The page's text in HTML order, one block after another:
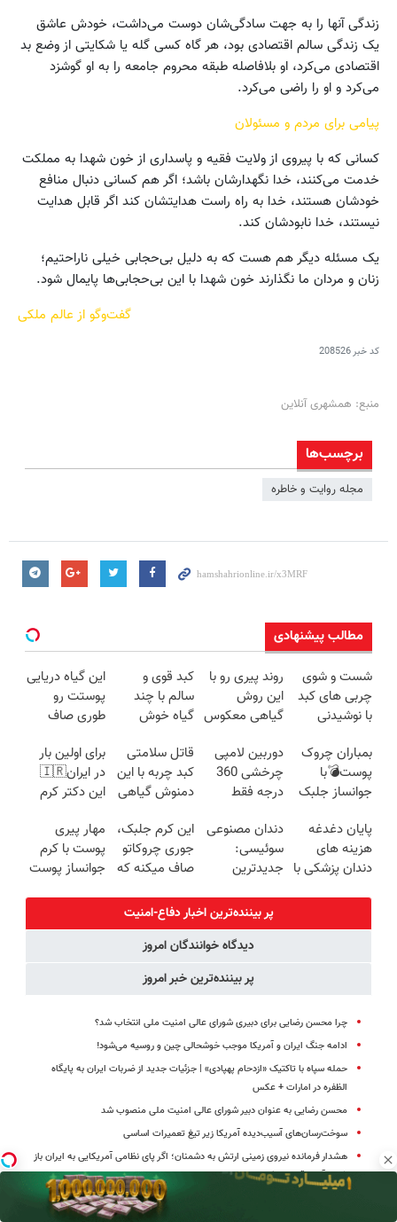
زندگی آنها را به جهت سادگی‌شان دوست می‌داشت، خودش عاشق
یک زندگی سالم اقتصادی بود، هر گاه کسی گله یا شکایتی از وضع بد
اقتصادی می‌کرد، او بلافاصله طبقه محروم جامعه را به او گوشزد
می‌کرد و او را راضی می‌کرد.
پیامی برای مردم و مسئولان
کسانی که با پیروی از ولایت فقیه و پاسداری از خون شهدا به مملکت
خدمت می‌کنند، خدا نگهدارشان باشد؛ اگر هم کسانی دنبال منافع
خودشان هستند، خدا به راه راست هدایتشان کند اگر قابل هدایت
نیستند، خدا نابودشان کند.
یک مسئله دیگر هم هست که به دلیل بی‌حجابی خیلی ناراحتیم؛
زنان و مردان ما نگذارند خون شهدا با این بی‌حجابی‌ها پایمال شود.
گفت‌وگو از عالم ملکی
کد خبر208526
منبع: همشهری آنلاین
برچسب‌ها
مجله روایت و خاطره
مطالب پیشنهادی
شست و شوی
چربی های کبد
با نوشیدنی
روند پیری رو با
این روش
گیاهی معکوس
کبد قوی و
سالم با چند
گیاه خوش
این گیاه دریایی
پوستت رو
طوری صاف
20سال جوون
شدی🔥
بمباران چروک
پوست💣با
جوانساز جلبک
تاامشب)
دوربین لامپی
چرخشی 360
درجه فقط
🔥 پرداخت
درب منزل
قاتل سلامتی
کبد چربه با این
دمنوش گیاهی
برای اولین بار
در ایران🇮🇷
این دکتر کرم
روزه ساخت!
پایان دغدغه
هزینه های
دندان پزشکی با
دندان مصنوعی
سوئیسی:
جدیدترین
سبک و مقاوم |
پرداخت قسطی
این کرم جلبک،
جوری چروکاتو
صاف میکنه که
کردی!(تخفیف
ویژه)
مهار پیری
پوست با کرم
جوانساز پوست
پر بیننده‌ترین اخبار دفاع-امنیت
دیدگاه خوانندگان امروز
پر بیننده‌ترین خبر امروز
چرا محسن رضایی برای دبیری شورای عالی امنیت ملی انتخاب شد؟
ادامه جنگ ایران و آمریکا موجب خوشحالی چین و روسیه می‌شود!
حمله سپاه با تاکتیک «ازدحام پهپادی» | جزئیات جدید از ضربات ایران به پایگاه
الظفره در امارات + عکس
محسن رضایی به عنوان دبیر شورای عالی امنیت ملی منصوب شد
سوخت‌رسان‌های آسیب‌دیده آمریکا زیر تیغ تعمیرات اساسی
هشدار فرمانده نیروی زمینی ارتش به دشمنان؛ اگر پای نظامی آمریکایی به ایران باز
شود، آن را قطع می‌کنیم
محسن رضایی؛ از فرماندهی سپاه تا دبیر شورای عالی امنیت ملی